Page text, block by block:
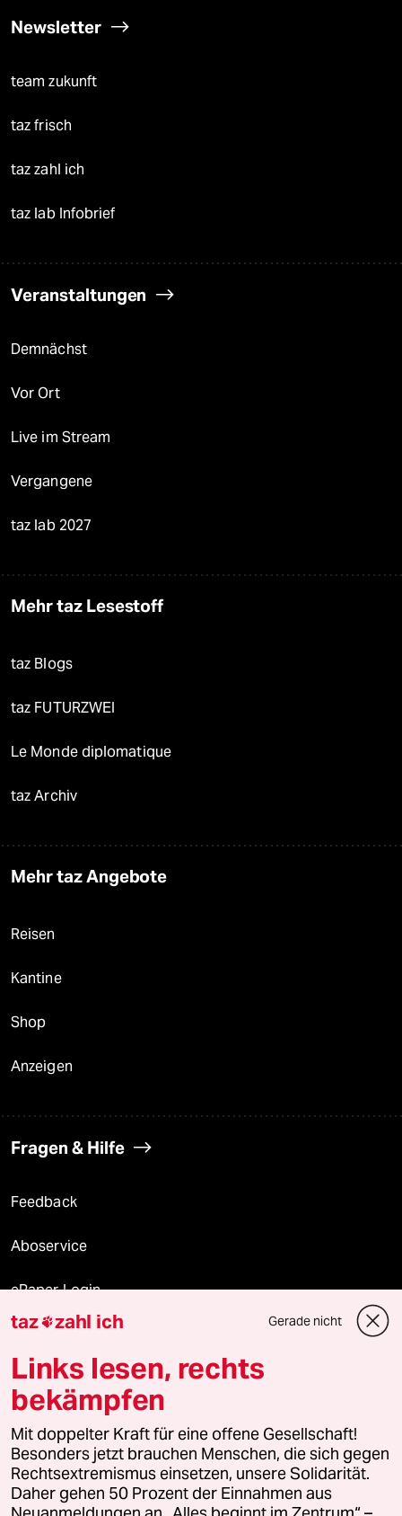
Newsletter
team zukunft
taz frisch
taz zahl ich
taz lab Infobrief
Veranstaltungen
Demnächst
Vor Ort
Live im Stream
Vergangene
taz lab 2027
Mehr taz Lesestoff
taz Blogs
taz FUTURZWEI
Le Monde diplomatique
taz Archiv
Mehr taz Angebote
Reisen
Kantine
Shop
Anzeigen
Fragen & Hilfe
Feedback
Aboservice
ePaper Login
Downloads für Abonnierende
© 2026 taz Verlags und Vertriebs GmbH
Alle Rechte vorbehalten. Bei rechtlichen Fragen oder für Genehmigungen
wenden Sie sich bitte an
lizenzen@taz.de
Feedback Redaktionsstatut Kommune-Richtlinien
taz zahl ich Gerade nicht
Links lesen, rechts
bekämpfen
Mit doppelter Kraft für eine offene Gesellschaft!
Besonders jetzt brauchen Menschen, die sich gegen
Rechtsextremismus einsetzen, unsere Solidarität.
Daher gehen 50 Prozent der Einnahmen aus